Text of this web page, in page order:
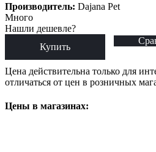
Производитель: Dajana Pet
Много
Нашли дешевле?
Купить
Цена действительна только для
отличаться от цен в розничных
Цены в магазинах: